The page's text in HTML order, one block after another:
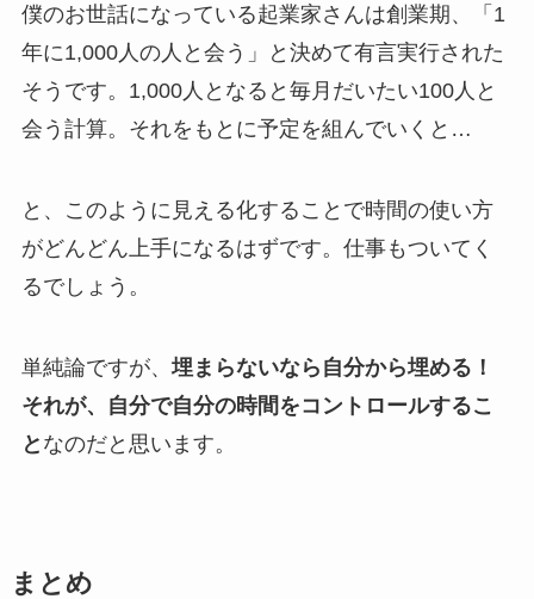
僕のお世話になっている起業家さんは創業期、「1
年に1,000人の人と会う」と決めて有言実行された
そうです。1,000人となると毎月だいたい100人と
会う計算。それをもとに予定を組んでいくと…
と、このように見える化することで時間の使い方
がどんどん上手になるはずです。仕事もついてく
るでしょう。
単純論ですが、埋まらないなら自分から埋める！
それが、自分で自分の時間をコントロールするこ
と なのだと思います。
まとめ